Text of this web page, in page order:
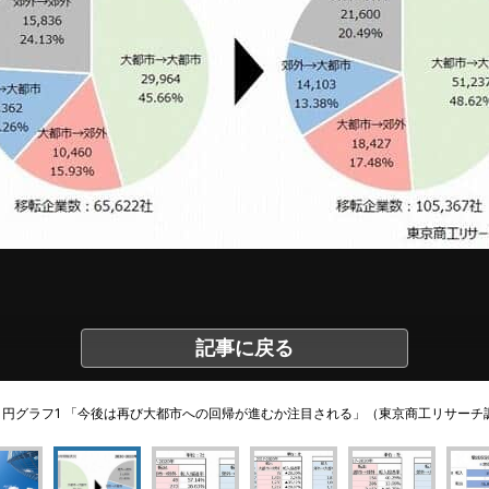
記事に戻る
円グラフ1 「今後は再び大都市への回帰が進むか注目される」（東京商工リサーチ